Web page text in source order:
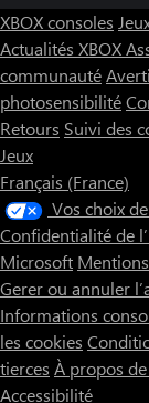
XBOX consoles
Actualités XBOX
communauté
photosensibilité
Retours Suivi des
Jeux
Français (France)
Vos choix
Confidentialité de
Microsoft
Gerer ou annuler
Informations
les cookies
tierces À propos
Accessibilité